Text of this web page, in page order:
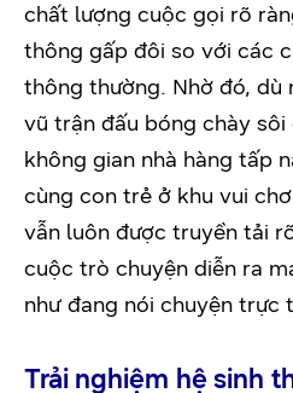
chất lượng cuộc gọi rõ
thông gấp đôi so với các
thông thường. Nhờ đó, dù
vũ trận đấu bóng chày
không gian nhà hàng tấp
cùng con trẻ ở khu vui
vẫn luôn được truyền tải
cuộc trò chuyện diễn ra
như đang nói chuyện trực
Trải nghiệm hệ sinh